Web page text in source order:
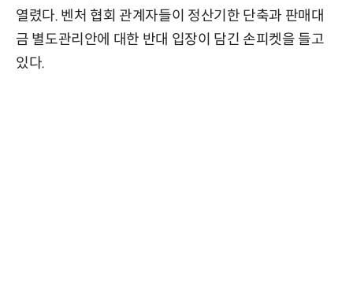
열렸다. 벤처 협회 관계자들이 정산기한 단축과 판매대
금 별도관리안에 대한 반대 입장이 담긴 손피켓을 들고
있다.